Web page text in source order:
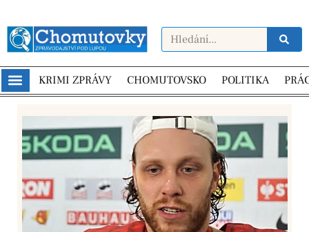
KRIMI ZPRÁVY CHOMUTOVSKO POLITIKA